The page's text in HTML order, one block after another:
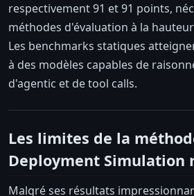
respectivement 91 et 91 points,
méthodes d'évaluation à la
Les benchmarks statiques
à des modèles capables de
d'agentic et de tool calls.
Les limites de la
Deployment Simulation
Malgré ses résultats